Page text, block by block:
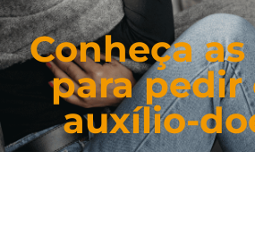
Conheça
para pedir
auxílio-